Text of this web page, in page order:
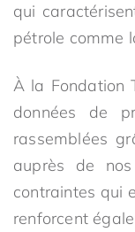
qui
pétrole comme
À la Fondation
données de
rassemblées
auprès de
contraintes qui
renforcent